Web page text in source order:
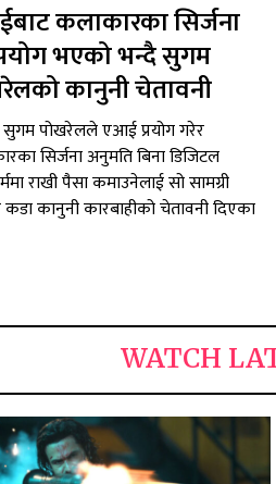
कलाकारका सिर्जना
भएको भन्दै सुगम
कानुनी चेतावनी
पोखरेलले एआई प्रयोग गरेर
सिर्जना अनुमति बिना डिजिटल
राखी पैसा कमाउनेलाई सो सामग्री
कडा कानुनी कारबाहीको चेतावनी दिएका
WATCH